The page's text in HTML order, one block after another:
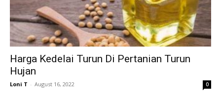
Harga Kedelai Turun Di Pertanian Turun
Hujan
Loni T - August 16, 2022 0